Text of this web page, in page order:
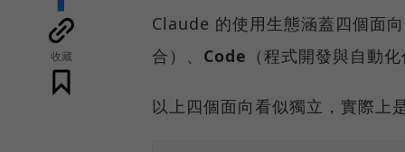
收藏
Claude 的使用生態涵蓋四個面
合）、 Code （程式開發與自動
以上四個面向看似獨立，實際上